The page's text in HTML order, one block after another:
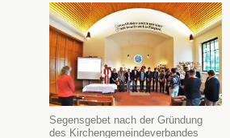
Segensgebet nach der Gründung
des Kirchengemeindeverbandes